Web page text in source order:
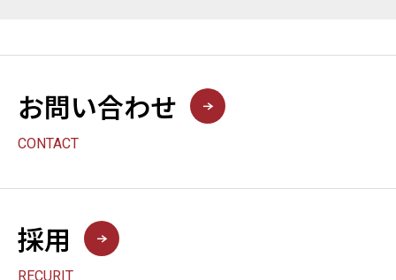
お問い合わせ
CONTACT
採用
RECURIT